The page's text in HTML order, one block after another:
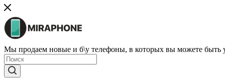
Мы продаем новые и б\у телефоны, в которых вы можете быть